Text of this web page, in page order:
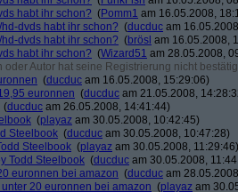
habt ihr schon? (Pomm1 am 16.05.2008,
dvds habt ihr schon? (ducduc am
dvds habt ihr schon? (brösl am 16.05.2008,
habt ihr schon? (Wizard51 am 28.05.2008,
oder Autor hat seine Registrierung nicht
(ducduc am 16.05.2008, 15:29:06)
euronnen (ducduc am 21.05.2008,
(ducduc am 26.05.2008, 14:41:44)
(playaz am 30.05.2008, 10:42:45)
Steelbook (ducduc am 30.05.2008, 10:47:28)
Steelbook (playaz am 30.05.2008, 11:29:46)
Todd Steelbook (ducduc am 30.05.2008,
euronnen bei amazon (ducduc am
20 euronnen bei amazon (playaz am